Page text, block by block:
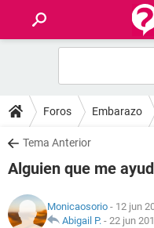
FOROS
SALUD
FAMILIA
NUTRICIÓN
Foros Embarazo
Tema Anterior
Alguien que me
Monicaosorio - 12 jun
Abigail P. - 22 jun